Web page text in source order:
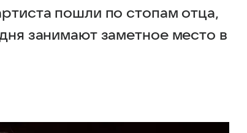
пошли по стопам отца,
занимают заметное место в